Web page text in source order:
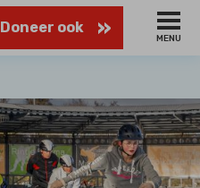
Doneer ook
MENU